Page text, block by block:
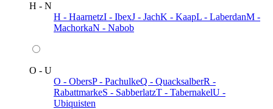
H - N
H - HaarnetzI - IbexJ - JachK - KaapL - LaberdanM -
MachorkaN - Nabob
O - U
O - ObersP - PachulkeQ - QuacksalberR -
RabattmarkeS - SabberlatzT - TabernakelU -
Ubiquisten